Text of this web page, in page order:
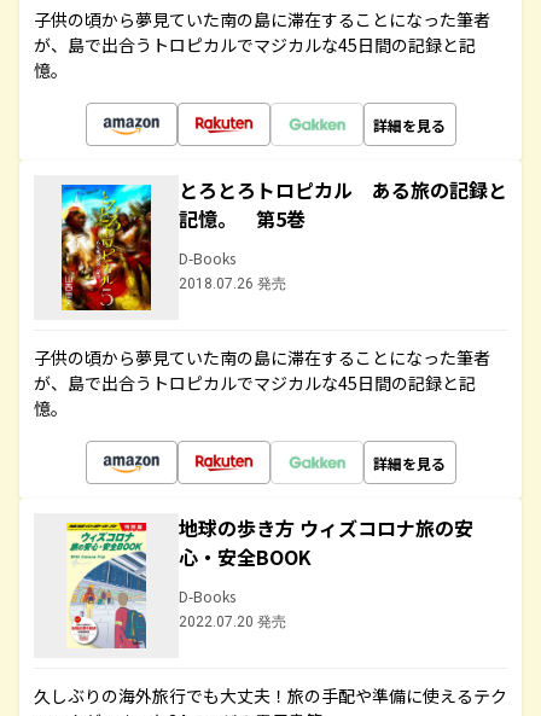
子供の頃から夢見ていた南の島に滞在することになった筆者
が、島で出合うトロピカルでマジカルな45日間の記録と記
憶。
詳細を見る
とろとろトロピカル ある旅の記録と
記憶。 第5巻
D-Books
2018.07.26 発売
子供の頃から夢見ていた南の島に滞在することになった筆者
が、島で出合うトロピカルでマジカルな45日間の記録と記
憶。
詳細を見る
地球の歩き方 ウィズコロナ旅の安
心・安全BOOK
D-Books
2022.07.20 発売
久しぶりの海外旅行でも大丈夫！旅の手配や準備に使えるテク